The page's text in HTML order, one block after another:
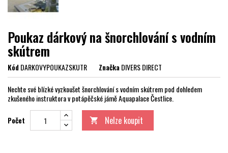
Poukaz dárkový na šnorchlování s vodním
skútrem
KódDARKOVYPOUKAZSKUTR ZnačkaDIVERS DIRECT
Nechte své blízké vyzkoušet šnorchlování s vodním skútrem pod dohledem
zkušeného instruktora v potápěčské jámě Aquapalace Čestlice.
Počet  Nelze koupit